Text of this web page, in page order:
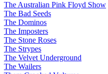
The Australian Pink Floyd Show
The Bad Seeds
The Dominos
The Imposters
The Stone Roses
The Strypes
The Velvet Underground
The Wailers